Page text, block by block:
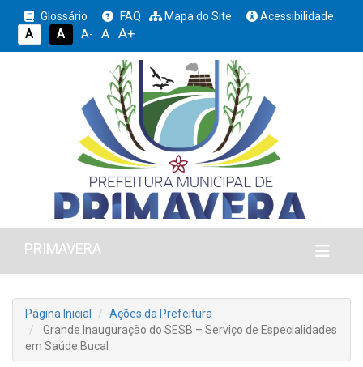
Glossário FAQ Mapa do Site
Acessibilidade
A
A A- A A+
PRIMAVERA
Página Inicial
Ações da Prefeitura
Grande Inauguração do SESB – Serviço de Especialidades
em Saúde Bucal